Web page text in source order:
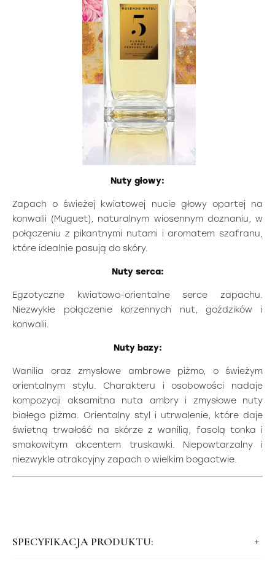
Nuty głowy:
Zapach o świeżej kwiatowej nucie głowy opartej na
konwalii (Muguet), naturalnym wiosennym doznaniu, w
połączeniu z pikantnymi nutami i aromatem szafranu,
które idealnie pasują do skóry.
Nuty serca:
Egzotyczne kwiatowo-orientalne serce zapachu.
Niezwykłe połączenie korzennych nut, goździków i
konwalii.
Nuty bazy:
Wanilia oraz zmysłowe ambrowe piżmo, o świeżym
orientalnym stylu. Charakteru i osobowości nadaje
kompozycji aksamitna nuta ambry i zmysłowe nuty
białego piżma. Orientalny styl i utrwalenie, które daje
świetną trwałość na skórze z wanilią, fasolą tonka i
smakowitym akcentem truskawki. Niepowtarzalny i
niezwykle atrakcyjny zapach o wielkim bogactwie.
SPECYFIKACJA PRODUKTU: